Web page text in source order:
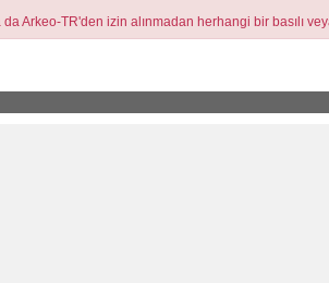
Arkeo-TR'den izin alınmadan herhangi bir basılı